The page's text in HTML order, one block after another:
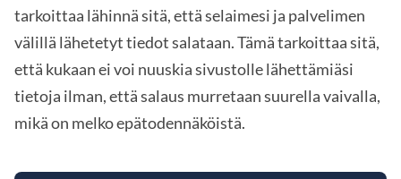
tarkoittaa lähinnä sitä, että selaimesi ja palvelimen
välillä lähetetyt tiedot salataan. Tämä tarkoittaa sitä,
että kukaan ei voi nuuskia sivustolle lähettämiäsi
tietoja ilman, että salaus murretaan suurella vaivalla,
mikä on melko epätodennäköistä.